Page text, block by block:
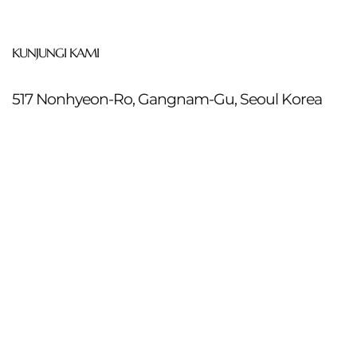
KUNJUNGI KAMI
517 Nonhyeon-Ro, Gangnam-Gu, Seoul Korea